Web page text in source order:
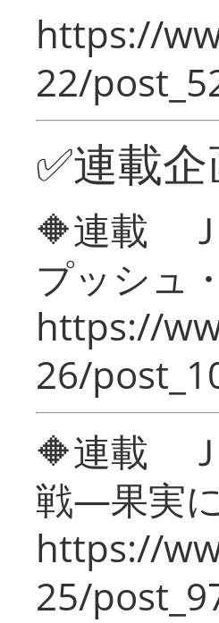
https://
22/
✅連載
🔶連載
プッシュ
https://
26/
🔶連載 Ｊ
戦―果実
https://
25/